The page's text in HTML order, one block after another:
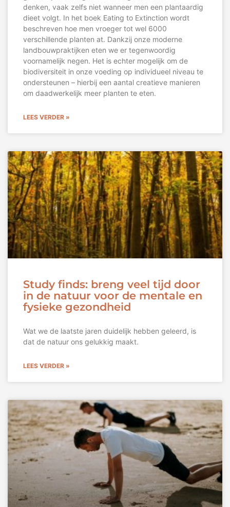
denken, vaak zelfs niet wanneer men een plantaardig
dieet volgt. In het boek Eating to Extinction wordt
beschreven hoe men vroeger tot wel 6000
verschillende planten at. Dankzij onze moderne
landbouwpraktijken eten we er tegenwoordig
voornamelijk negen. Het is echter mogelijk om de
biodiversiteit in onze voeding op individueel niveau te
ondersteunen – hierbij een aantal creatieve manieren
om daadwerkelijk meer planten te eten.
LEES VERDER »
Study finds: breng veel tijd door
in de natuur voor de mentale en
fysieke gezondheid
Wat we de laatste jaren duidelijk hebben geleerd, is
dat de natuur ons gelukkig maakt.
LEES VERDER »